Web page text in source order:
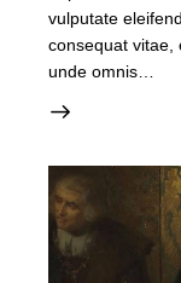
vulputate
consequat vitae,
unde omnis…